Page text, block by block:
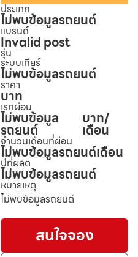
ประเภท
ไม่พบข้อมูลรถยนต์
แบรนด์
Invalid post
รุ่น
ระบบเกียร์
ไม่พบข้อมูลรถยนต์
ราคา
บาท
เรทผ่อน
ไม่พบข้อมูล
รถยนต์
บาท/
เดือน
จำนวนเดือนที่ผ่อน
ไม่พบข้อมูลรถยนต์เดือน
ปีที่ผลิต
ไม่พบข้อมูลรถยนต์
หมายเหตุ
ไม่พบข้อมูลรถยนต์
สนใจจอง